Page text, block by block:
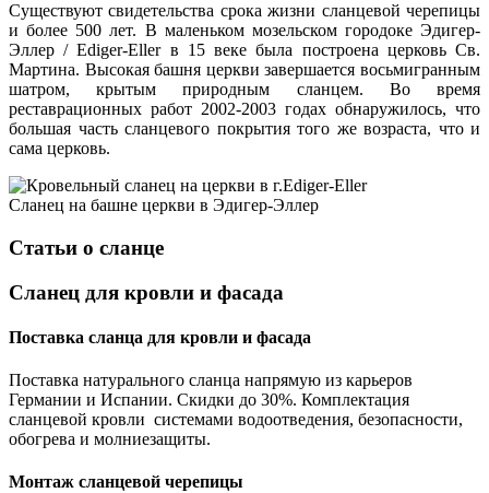
Модель бобровый хвост и октогон
Прямоугольная двойная
Существуют свидетельства срока жизни сланцевой черепицы
и более 500 лет. В маленьком мозельском городоке Эдигер-
Эллер / Ediger-Eller в 15 веке была построена церковь Св.
Мартина. Высокая башня церкви завершается восьмигранным
шатром, крытым природным сланцем. Во время
реставрационных работ 2002-2003 годах обнаружилось, что
большая часть сланцевого покрытия того же возраста, что и
сама церковь.
Сланец на башне церкви в Эдигер-Эллер
Статьи о сланце
Сланец для кровли и фасада
Поставка сланца для кровли и фасада
Поставка натурального сланца напрямую из карьеров
Германии и Испании. Скидки до 30%. Комплектация
сланцевой кровли системами водоотведения, безопасности,
обогрева и молниезащиты.
Монтаж сланцевой черепицы